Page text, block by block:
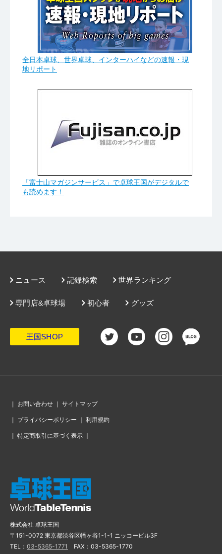
全日本卓球、世界卓球、インターハイなどの速報・現
地リポート
「富士山マガジンサービス」で卓球王国がデジタルで
も読めます！
ニュース 記録検索 世界ランキング
グッズ
専門店&卓球場 初心者
王国SHOP
｜ お問い合わせ ｜ サイトマップ
｜ プライバシーポリシー ｜ 利用規約
｜ 特定商取引に基づく表示 ｜
株式会社 卓球王国
〒151-0072 東京都渋谷区幡ヶ谷1-1-1 ニッコービル3F
TEL： 03-5365-1771 FAX：03-5365-1770